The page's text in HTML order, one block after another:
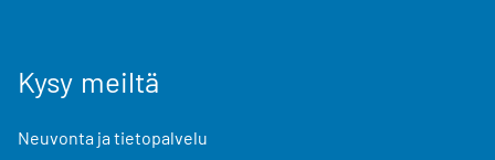
Kysy meiltä
Neuvonta ja tietopalvelu